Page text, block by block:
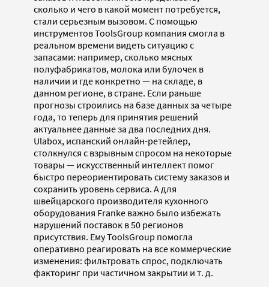
сколько и чего в какой момент потребуется,
стали серьезным вызовом. С помощью
инструментов ToolsGroup компания смогла в
реальном времени видеть ситуацию с
запасами: например, сколько мясных
полуфабрикатов, молока или булочек в
наличии и где конкретно — на складе, в
данном регионе, в стране. Если раньше
прогнозы строились на базе данных за четыре
года, то теперь для принятия решений
актуальнее данные за два последних дня.
Ulabox, испанский онлайн-ретейлер,
столкнулся с взрывным спросом на некоторые
товары — искусственный интеллект помог
быстро переориентировать систему заказов и
сохранить уровень сервиса. А для
швейцарского производителя кухонного
оборудования Franke важно было избежать
нарушений поставок в 50 регионов
присутствия. Ему ToolsGroup помогла
оперативно реагировать на все коммерческие
изменения: фильтровать спрос, подключать
факторинг при частичном закрытии и т. д.